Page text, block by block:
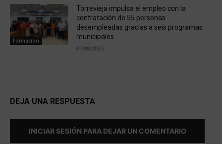
Formación
Torrevieja impulsa el empleo con la
contratación de 55 personas
desempleadas gracias a seis programas
municipales
07/08/2026
DEJA UNA RESPUESTA
INICIAR SESIÓN PARA DEJAR UN COMENTARIO